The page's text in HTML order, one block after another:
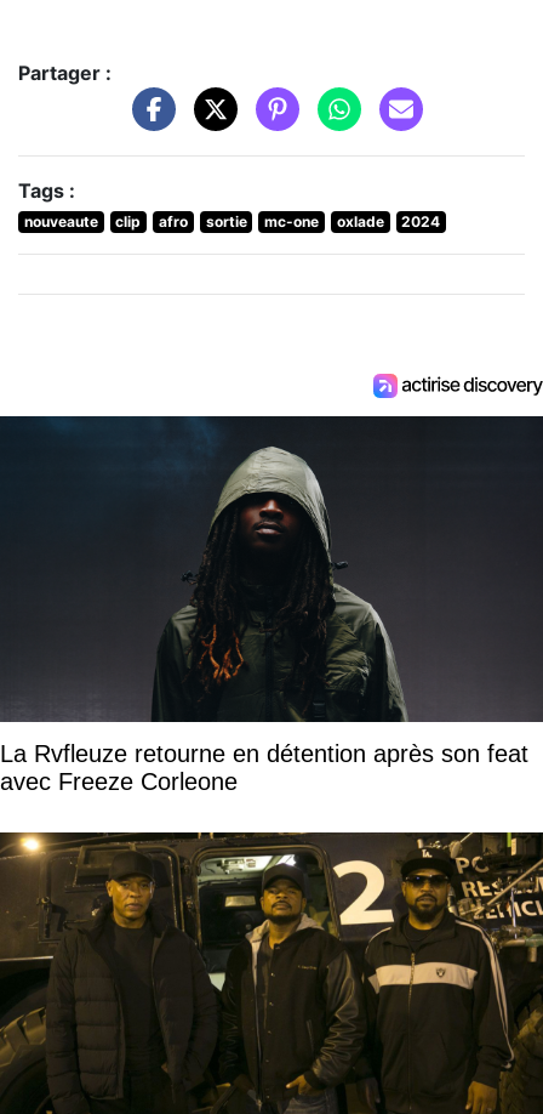
Partager :
Tags :
nouveaute clip afro sortie mc-one oxlade 2024
La Rvfleuze retourne en détention après son feat
avec Freeze Corleone